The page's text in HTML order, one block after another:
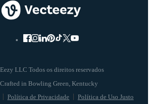
LLC Todos os direitos reservados
Política de Privacidade Política de Uso Justo